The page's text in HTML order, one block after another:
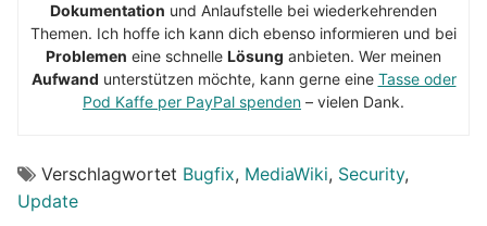
Dokumentation und Anlaufstelle bei wiederkehrenden
Themen. Ich hoffe ich kann dich ebenso informieren und bei
Problemen eine schnelle Lösung anbieten. Wer meinen
Aufwand unterstützen möchte, kann gerne eine Tasse oder
Pod Kaffe per PayPal spenden – vielen Dank.
Verschlagwortet Bugfix, MediaWiki, Security,
Update